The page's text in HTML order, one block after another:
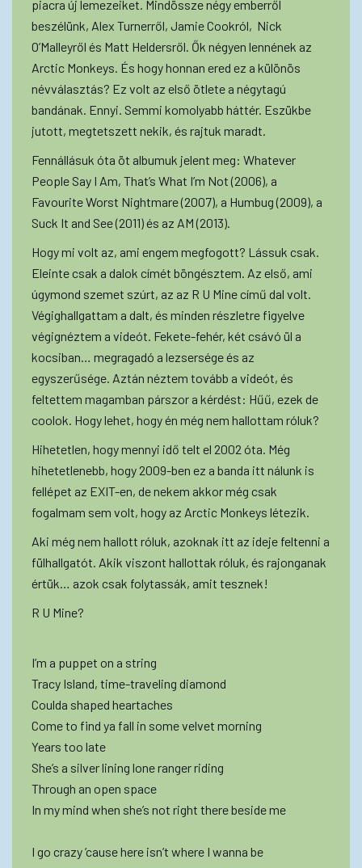
piacra új lemezeiket. Mindössze négy emberről
beszélünk, Alex Turnerről, Jamie Cookról, Nick
O’Malleyről és Matt Heldersről. Ők négyen lennének az
Arctic Monkeys. És hogy honnan ered ez a különös
névválasztás? Ez volt az első ötlete a négytagú
bandának. Ennyi. Semmi komolyabb háttér. Eszükbe
jutott, megtetszett nekik, és rajtuk maradt.
Fennállásuk óta öt albumuk jelent meg: Whatever
People Say I Am, That’s What I’m Not (2006), a
Favourite Worst Nightmare (2007), a Humbug (2009), a
Suck It and See (2011) és az AM (2013).
Hogy mi volt az, ami engem megfogott? Lássuk csak.
Eleinte csak a dalok címét böngésztem. Az első, ami
úgymond szemet szúrt, az az R U Mine című dal volt.
Végighallgattam a dalt, és minden részletre figyelve
végignéztem a videót. Fekete-fehér, két csávó ül a
kocsiban… megragadó a lezsersége és az
egyszerűsége. Aztán néztem tovább a videót, és
feltettem magamban párszor a kérdést: Hűű, ezek de
coolok. Hogy lehet, hogy én még nem hallottam róluk?
Hihetetlen, hogy mennyi idő telt el 2002 óta. Még
hihetetlenebb, hogy 2009-ben ez a banda itt nálunk is
fellépet az EXIT-en, de nekem akkor még csak
fogalmam sem volt, hogy az Arctic Monkeys létezik.
Aki még nem hallott róluk, azoknak itt az ideje feltenni a
fülhallgatót. Akik viszont hallottak róluk, és rajonganak
értük… azok csak folytassák, amit tesznek!
R U Mine?
I’m a puppet on a string
Tracy Island, time-traveling diamond
Coulda shaped heartaches
Come to find ya fall in some velvet morning
Years too late
She’s a silver lining lone ranger riding
Through an open space
In my mind when she’s not right there beside me
I go crazy ’cause here isn’t where I wanna be